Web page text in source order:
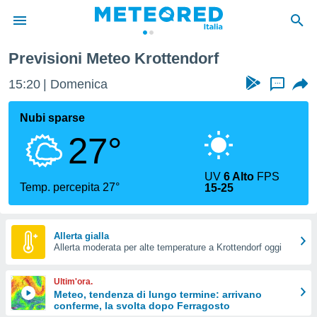
di
per
le
di
Web
le
Previsioni Meteo Krottendorf
15:20 Domenica ...
Nubi sparse
27°
Temp. percepita 27°
UV6 Alto FPS
15-25
Allerta gialla
Allerta moderata per alte temperature a Krottendorf oggi
Ultim'ora.
Meteo, tendenza di lungo termine: arrivano
conferme, la svolta dopo Ferragosto